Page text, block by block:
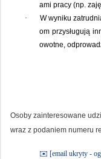
ami pracy (np.
·
W wyniku
om przysługują
owotne,
Osoby zainteresowane
wraz z podaniem numeru
✉️ [email ukryty -